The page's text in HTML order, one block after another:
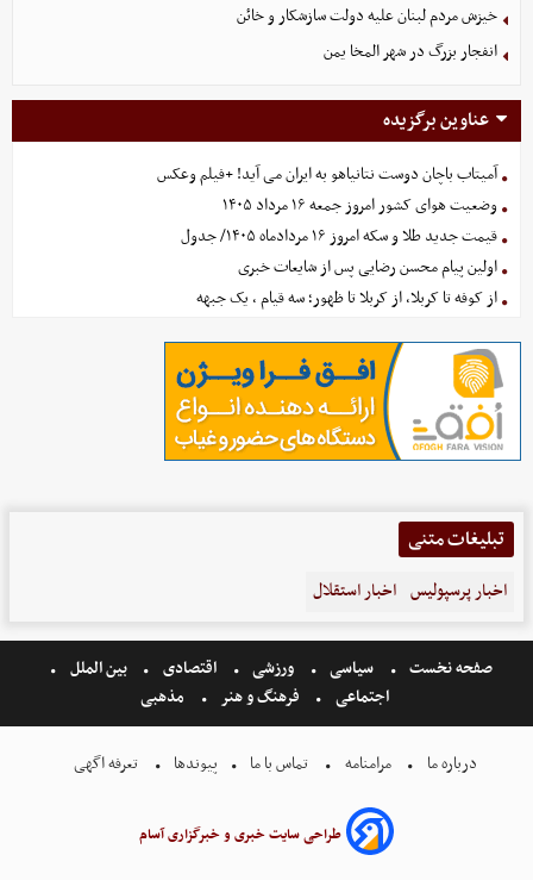
خیزش مردم لبنان علیه دولت سازشکار و خائن
انفجار بزرگ در شهر المخا یمن
عناوین برگزیده
آمیتاب باچان دوست نتانیاهو به ایران می آید! +فیلم وعکس
وضعیت هوای کشور امروز جمعه ۱۶ مرداد ۱۴۰۵
قیمت جدید طلا و سکه امروز ۱۶ مردادماه ۱۴۰۵/ جدول
اولین پیام محسن رضایی پس از شایعات خبری
از کوفه تا کربلا، از کربلا تا ظهور؛ سه قیام ، یک جبهه
تبلیغات متنی
اخبار پرسپولیس اخبار استقلال
صفحه نخست سیاسی ورزشی اقتصادی
بین الملل
اجتماعی
فرهنگ و هنر مذهبی
درباره ما مرامنامه تماس با ما پیوندها تعرفه اگهی
طراحی سایت خبری و خبرگزاری آسام